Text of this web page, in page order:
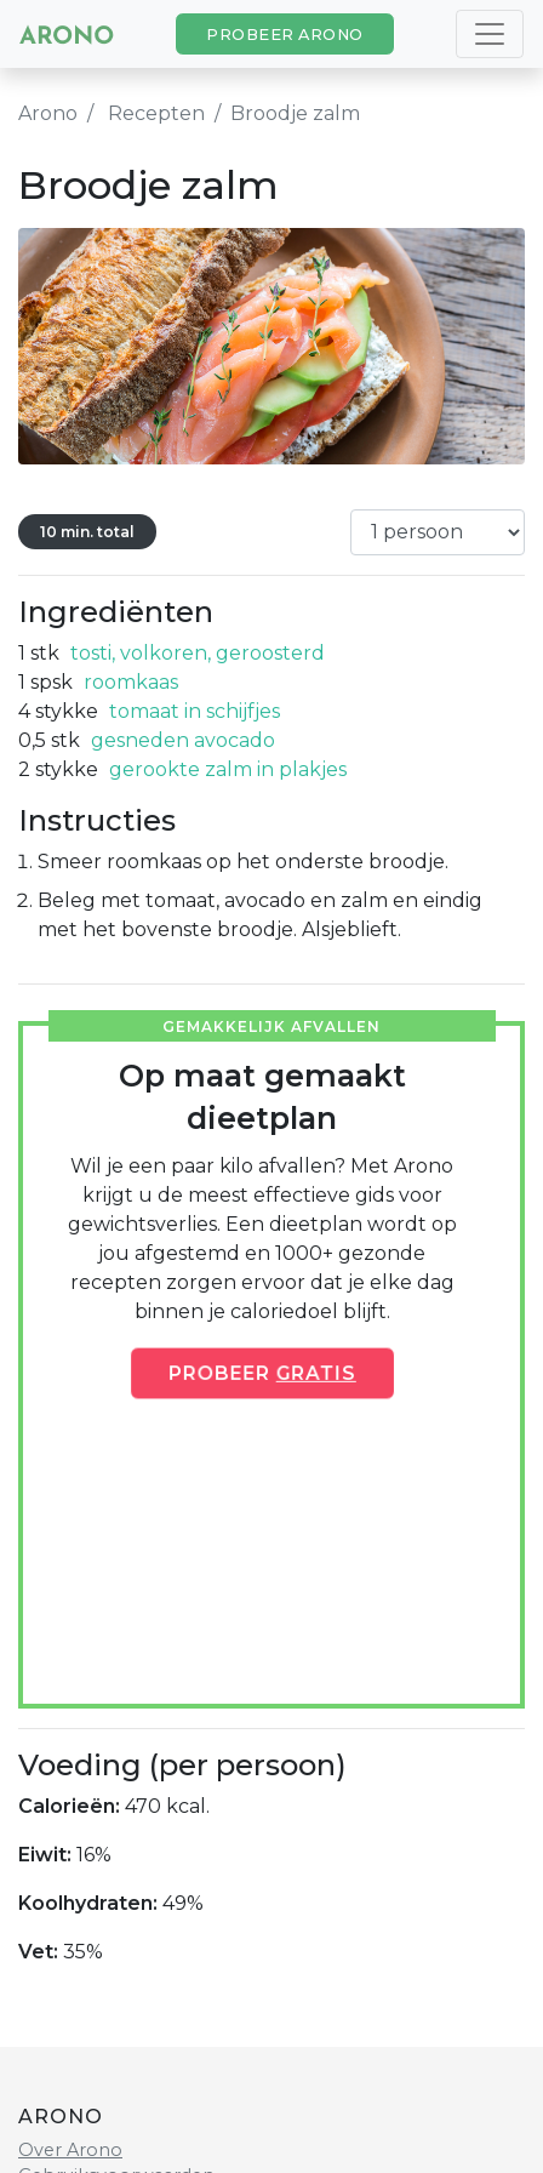
PROBEER ARONO
Arono Recepten Broodje zalm
Broodje zalm
10 min. total
Ingrediënten
1 stk tosti, volkoren, geroosterd
1 spsk roomkaas
4 stykke tomaat in schijfjes
0,5 stk gesneden avocado
2 stykke gerookte zalm in plakjes
Instructies
Smeer roomkaas op het onderste broodje.
Beleg met tomaat, avocado en zalm en eindig
met het bovenste broodje. Alsjeblieft.
GEMAKKELIJK AFVALLEN
Op maat gemaakt
dieetplan
Wil je een paar kilo afvallen? Met Arono
krijgt u de meest effectieve gids voor
gewichtsverlies. Een dieetplan wordt op
jou afgestemd en 1000+ gezonde
recepten zorgen ervoor dat je elke dag
binnen je caloriedoel blijft.
PROBEER GRATIS
Voeding (per persoon)
Calorieën: 470 kcal.
Eiwit: 16%
Koolhydraten: 49%
Vet: 35%
ARONO
Over Arono